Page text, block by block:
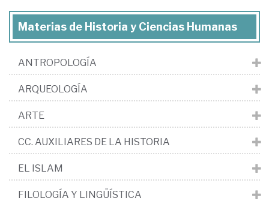
Materias de Historia y Ciencias Humanas
ANTROPOLOGÍA
ARQUEOLOGÍA
ARTE
CC. AUXILIARES DE LA HISTORIA
EL ISLAM
FILOLOGÍA Y LINGÜÍSTICA